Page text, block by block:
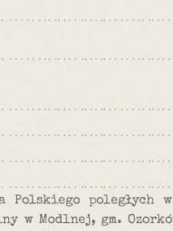
Polskiego poległych
w Modlnej, gm.